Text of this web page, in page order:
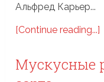
Альфред Карьер...
[Continue reading...]
Мускусные